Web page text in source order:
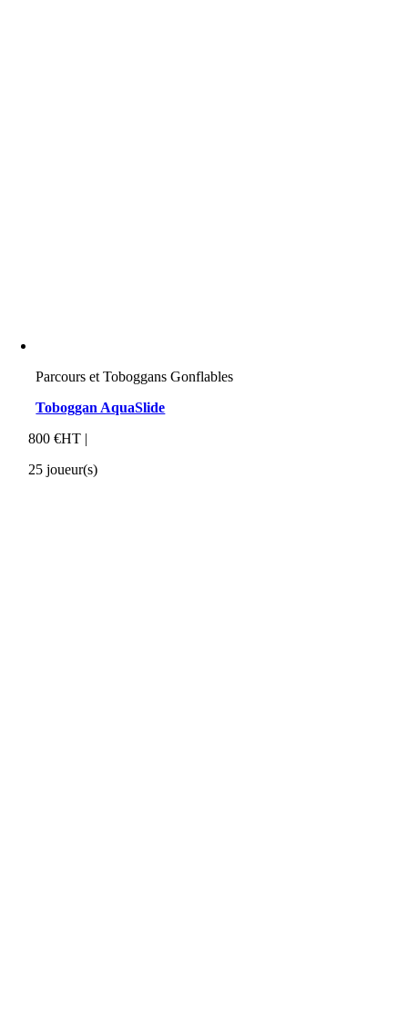
Parcours et Toboggans Gonflables
Toboggan AquaSlide
800 €HT |
25 joueur(s)